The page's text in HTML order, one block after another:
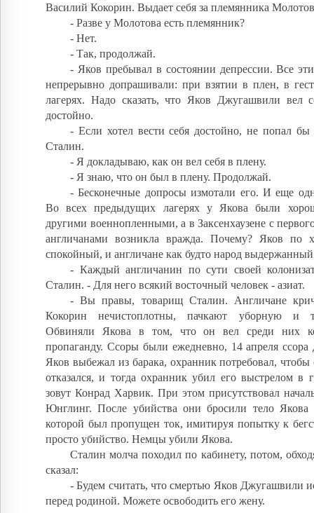
Василий Кокорин. Выдает себя за племянника
- Разве у Молотова есть племянник?
- Нет.
- Так, продолжай.
- Яков пребывал в состоянии депрессии. Все
непрерывно допрашивали: при взятии в плен, в
лагерях. Надо сказать, что Яков Джугашвили вел
достойно.
- Если хотел вести себя достойно, не попал
Сталин.
- Я докладываю, как он вел себя в плену.
- Я знаю, что он был в плену. Продолжай.
- Бесконечные допросы измотали его. И еще
Во всех предыдущих лагерях у Якова были
другими военнопленными, а в Заксенхаузене с
англичанами возникла вражда. Почему? Яков по
спокойный, и англичане как будто народ
- Каждый англичанин по сути своей
Сталин. - Для него всякий восточный человек - азиат.
- Вы правы, товарищ Сталин. Англичане
Кокорин нечистоплотны, пачкают уборную и
Обвиняли Якова в том, что он вел среди них
пропаганду. Ссоры были ежедневно, 14 апреля
Яков выбежал из барака, охранник потребовал, чтобы
отказался, и тогда охранник убил его выстрелом в
зовут Конрад Харвик. При этом присутствовал
Юнглинг. После убийства они бросили тело Якова
которой был пропущен ток, имитируя попытку к
просто убийство. Немцы убили Якова.
Сталин молча походил по кабинету, потом,
сказал:
- Будем считать, что смертью Яков Джугашвили
перед родиной. Можете освободить его жену.